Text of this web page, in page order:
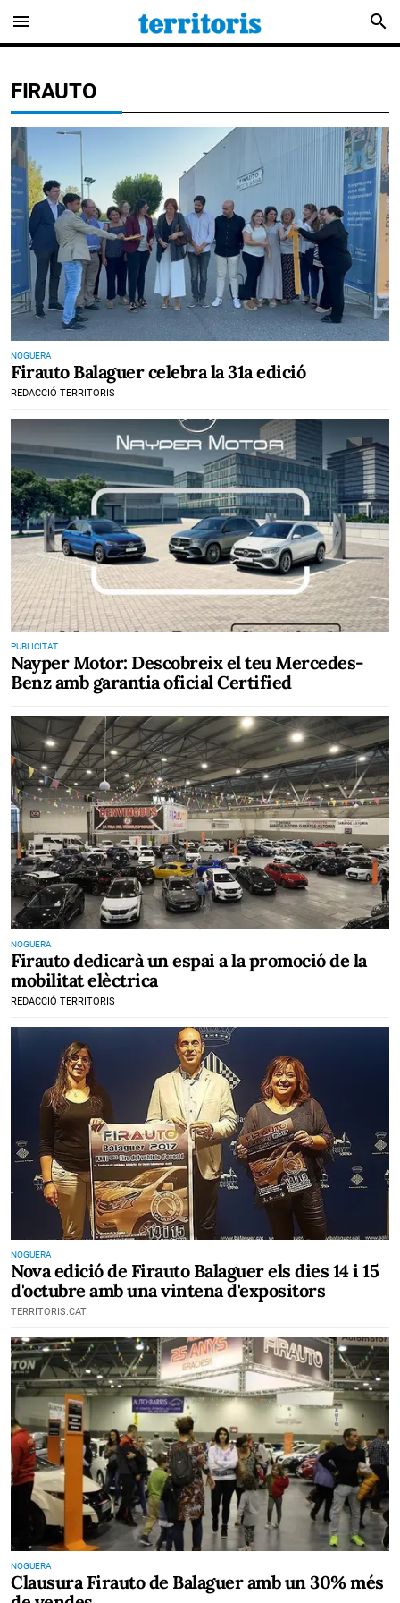
menu search
FIRAUTO
NOGUERA
Firauto Balaguer celebra la 31a edició
REDACCIÓ TERRITORIS
PUBLICITAT
Nayper Motor: Descobreix el teu Mercedes-
Benz amb garantia oficial Certified
NOGUERA
Firauto dedicarà un espai a la promoció de la
mobilitat elèctrica
REDACCIÓ TERRITORIS
NOGUERA
Nova edició de Firauto Balaguer els dies 14 i 15
d'octubre amb una vintena d'expositors
TERRITORIS.CAT
NOGUERA
Clausura Firauto de Balaguer amb un 30% més